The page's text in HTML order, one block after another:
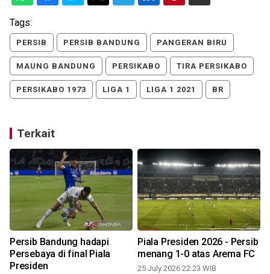
Tags:
PERSIB PERSIB BANDUNG PANGERAN BIRU
MAUNG BANDUNG PERSIKABO TIRA PERSIKABO
PERSIKABO 1973 LIGA 1 LIGA 1 2021 BR
Terkait
Persib Bandung hadapi
Persebaya di final Piala
Presiden
Piala Presiden 2026 - Persib
menang 1-0 atas Arema FC
25 July 2026 22:23 WIB